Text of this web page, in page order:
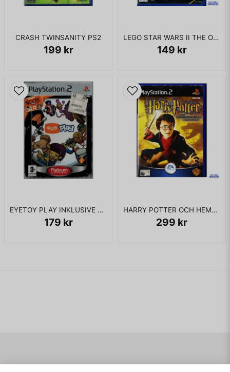
CRASH TWINSANITY PS2
199 kr
LEGO STAR WARS II THE ORIGINAL TRILOGY PS2
149 kr
EYETOY PLAY INKLUSIVE KAMERA PS2
179 kr
HARRY POTTER OCH HEMLIGHETERNAS KAMMARE PS2
299 kr